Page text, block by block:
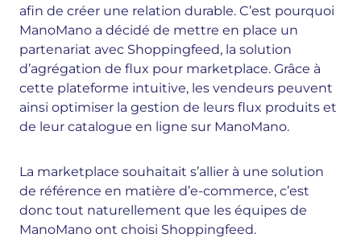
afin de créer une relation durable. C’est pourquoi
ManoMano a décidé de mettre en place un
partenariat avec Shoppingfeed, la solution
d’agrégation de flux pour marketplace. Grâce à
cette plateforme intuitive, les vendeurs peuvent
ainsi optimiser la gestion de leurs flux produits et
de leur catalogue en ligne sur ManoMano.
La marketplace souhaitait s’allier à une solution
de référence en matière d’e-commerce, c’est
donc tout naturellement que les équipes de
ManoMano ont choisi Shoppingfeed.